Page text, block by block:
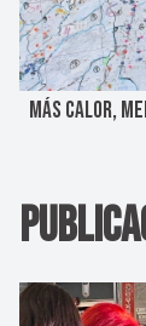
MÁS CALOR,